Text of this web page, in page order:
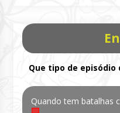
Que tipo de episódio
Quando tem batalhas